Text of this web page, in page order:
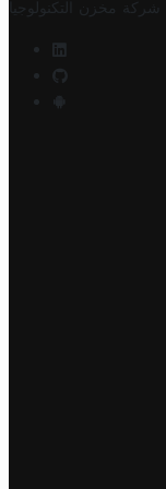
شركة مخزن التكنولوجيا